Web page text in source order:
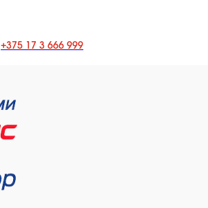
+375 17 3 666 999